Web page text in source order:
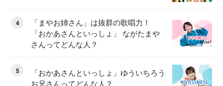
4
「まやお姉さん」は抜群の歌唱力！
「おかあさんといっしょ」 ながたまや
さんってどんな人？
5
「おかあさんといっしょ」ゆういちろう
お兄さんってどんな人？